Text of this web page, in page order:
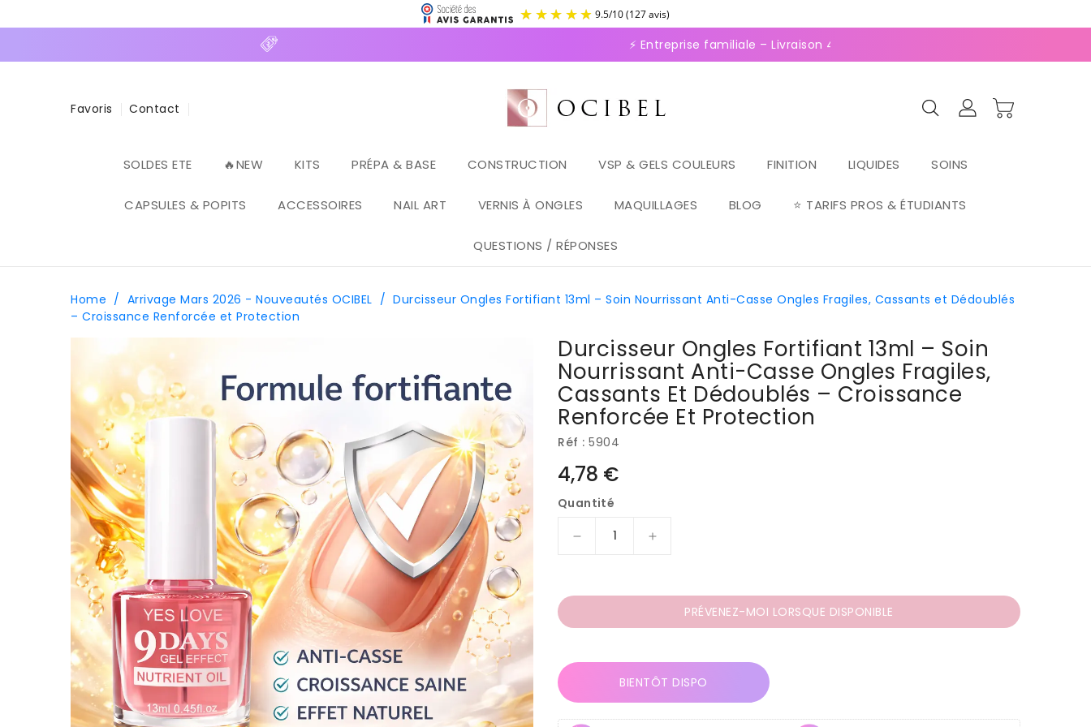
⚡ Entreprise familiale – Livraison 4,95€ en Relais, OFFERTE dès 70€ ⚡Paiement 2-
Favoris Contact
SOLDES ETE 🔥NEW KITS PRÉPA & BASE CONSTRUCTION VSP & GELS COULEURS FINITION LIQUIDES SOINS
CAPSULES & POPITS ACCESSOIRES NAIL ART VERNIS À ONGLES MAQUILLAGES BLOG ⭐ TARIFS PROS & ÉTUDIANTS
QUESTIONS / RÉPONSES
Home / Arrivage Mars 2026 - Nouveautés OCIBEL / Durcisseur Ongles Fortifiant 13ml – Soin Nourrissant Anti-Casse Ongles Fragiles, Cassants et Dédoublés
– Croissance Renforcée et Protection
Durcisseur Ongles Fortifiant 13ml – Soin
Nourrissant Anti-Casse Ongles Fragiles,
Cassants Et Dédoublés – Croissance
Renforcée Et Protection
Réf : 5904
Prix
habituel
4,78 €
Quantité
Réduire
de
Ongles
13ml
Augmenter
de
Durcisseur
Ongles
13ml
–
PRÉVENEZ-MOI LORSQUE DISPONIBLE
BIENTÔT DISPO